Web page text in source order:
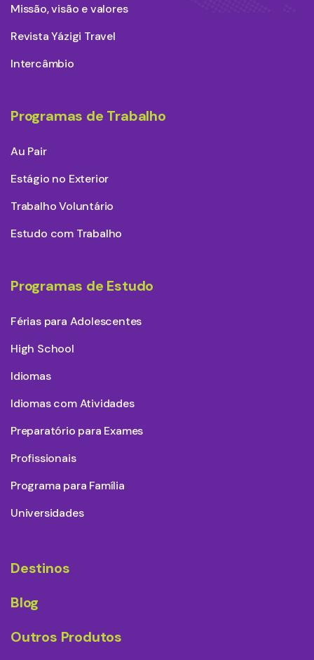
Missão, visão e valores
Revista Yázigi Travel
Intercâmbio
Programas de Trabalho
Au Pair
Estágio no Exterior
Trabalho Voluntário
Estudo com Trabalho
Programas de Estudo
Férias para Adolescentes
High School
Idiomas
Idiomas com Atividades
Preparatório para Exames
Profissionais
Programa para Família
Universidades
Destinos
Blog
Outros Produtos